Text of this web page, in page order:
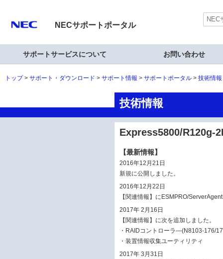
NECサポートポータル
サポートサービスについて お問い合わせ
トップ サポート・ダウンロード サポート情報 サポートポータル 技術情
技術情報
Express5800/R120g-
【最新情報】
2016年12月21日
新規に公開しました。
2016年12月22日
【関連情報】にESMPRO/
2017年 2月16日
【関連情報】に次を追加しました。
・RAIDコントローラ―(N8103-176/
・装置情報収集ユーティリティ
2017年 3月31日